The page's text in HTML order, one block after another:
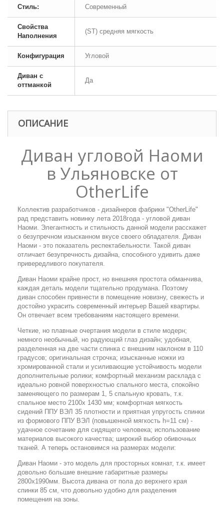
Стиль: Современный
Свойства
Наполнения
(ST) средняя мягкость
Конфигурация Угловой
Диван с
оттманкой
Да
ОПИСАНИЕ
Диван угловой Наоми
в Ульяновске от
OtherLife
Коллектив разработчиков - дизайнеров фабрики "OtherLife"
рад представить новинку лета 2018года - угловой диван
Наоми. Элегантность и стильность данной модели расскажет
о безупречном изысканном вкусе своего обладателя. Диван
Наоми - это показатель респектабельности. Такой диван
отличает безупречность дизайна, способного удивить даже
привередливого покупателя.
Диван Наоми крайне прост, но внешняя простота обманчива,
каждая деталь модели тщательно продумана. Поэтому
диван способен привнести в помещение новизну, свежесть и
достойно украсить современный интерьер Вашей квартиры.
Он отвечает всем требованиям настоящего времени.
Четкие, но плавные очертания модели в стиле модерн;
немного необычный, но радующий глаз дизайн; удобная,
разделенная на две части спинка с внешним наклоном в 110
градусов; оригинальная строчка; изысканные ножки из
хромированной стали и усиливающие устойчивость модели
дополнительные ролики; комфортный механизм расклада с
идеально ровной поверхностью спального места, спокойно
заменяющего по размерам 1, 5 спальную кровать, т.к.
спальное место 2100х 1430 мм; комфортная мягкость
сидений ППУ ВЭЛ 35 плотности и приятная упругость спинки
из формового ППУ ВЭЛ (повышенной мягкость h=11 см) -
удачное сочетание для сидящего человека; использование
материалов высокого качества; широкий выбор обивочных
тканей. А теперь остановимся на размерах модели:
Диван Наоми - это модель для просторных комнат, т.к. имеет
довольно большие внешние габаритные размеры
2800х1990мм. Высота дивана от пола до верхнего края
спинки 85 см, что довольно удобно для разделения
помещения на зоны.